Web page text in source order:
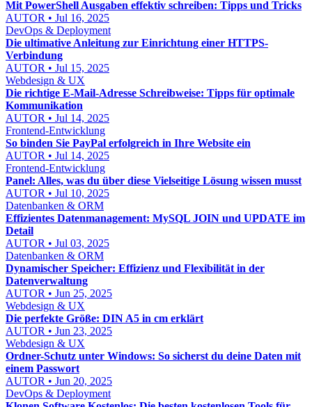
Mit PowerShell Ausgaben effektiv schreiben: Tipps und Tricks
AUTOR • Jul 16, 2025
DevOps & Deployment
Die ultimative Anleitung zur Einrichtung einer HTTPS-
Verbindung
AUTOR • Jul 15, 2025
Webdesign & UX
Die richtige E-Mail-Adresse Schreibweise: Tipps für optimale
Kommunikation
AUTOR • Jul 14, 2025
Frontend-Entwicklung
So binden Sie PayPal erfolgreich in Ihre Website ein
AUTOR • Jul 14, 2025
Frontend-Entwicklung
Panel: Alles, was du über diese Vielseitige Lösung wissen musst
AUTOR • Jul 10, 2025
Datenbanken & ORM
Effizientes Datenmanagement: MySQL JOIN und UPDATE im
Detail
AUTOR • Jul 03, 2025
Datenbanken & ORM
Dynamischer Speicher: Effizienz und Flexibilität in der
Datenverwaltung
AUTOR • Jun 25, 2025
Webdesign & UX
Die perfekte Größe: DIN A5 in cm erklärt
AUTOR • Jun 23, 2025
Webdesign & UX
Ordner-Schutz unter Windows: So sicherst du deine Daten mit
einem Passwort
AUTOR • Jun 20, 2025
DevOps & Deployment